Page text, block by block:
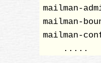
mailman-
mailman-
mailman-
    .....